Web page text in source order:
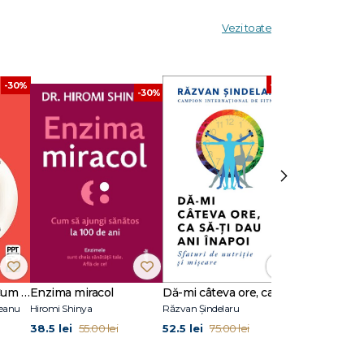
Vezi toate
-30%
Emoții în farfurie. Cum să faci pace cu tine și cu farfuria ta
-30%
Enzima miracol
Hiromi Shinya
38.5 lei 55.00 lei
-30%
Răzvan Șindelaru
52.5 lei 75.00 lei
›